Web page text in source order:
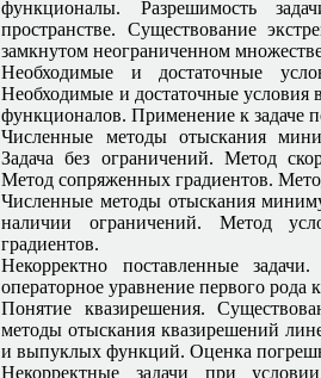
функционалы. Разрешимость
пространстве. Существование
замкнутом неограниченном
Необходимые и достаточные
Необходимые и достаточные
функционалов. Применение к задаче
Численные методы отыскания
Задача без ограничений. Метод
Метод сопряженных градиентов.
Численные методы отыскания
наличии ограничений. Метод
градиентов.
Некорректно поставленные
операторное уравнение первого рода
Понятие квазирешения.
методы отыскания квазирешений
и выпуклых функций. Оценка
Некорректные задачи при